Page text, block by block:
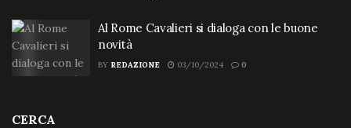
Al Rome Cavalieri si dialoga con le buone
novità
BY REDAZIONE 03/10/2024 0
CERCA